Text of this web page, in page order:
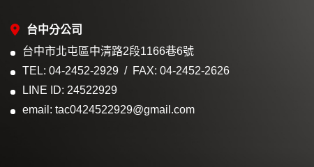
台中分公司
台中市北屯區中清路2段1166巷6號
TEL: 04-2452-2929
FAX: 04-2452-2626
LINE ID: 24522929
email: tac0424522929@gmail.com